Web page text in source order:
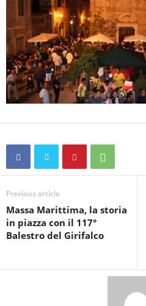
Previous article
Massa Marittima, la storia
in piazza con il 117°
Balestro del Girifalco